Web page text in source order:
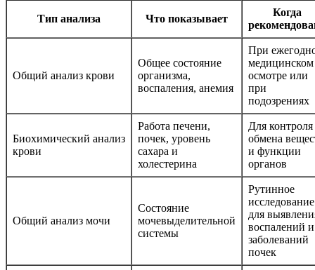
Тип анализа Что показывает
Когда
Общий анализ крови
Общее состояние
организма,
воспаления, анемия
При
медицинском
осмотре или
при
подозрениях
Биохимический анализ
крови
Работа печени,
почек, уровень
сахара и
холестерина
Для контроля
обмена
и функции
органов
Общий анализ мочи
Состояние
мочевыделительной
системы
Рутинное
исследование
для
воспалений и
заболеваний
почек